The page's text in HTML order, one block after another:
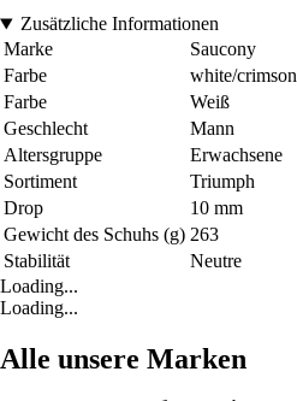
Zusätzliche Informationen
Marke
Saucony
Farbe
white/crimson
Farbe
Weiß
Geschlecht
Mann
Altersgruppe
Erwachsene
Sortiment
Triumph
Drop
10 mm
Gewicht des Schuhs (g) 263
Stabilität
Neutre
Loading...
Loading...
Alle unsere Marken